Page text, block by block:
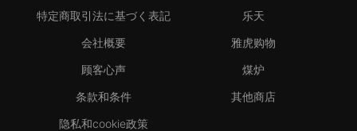
特定商取引法に基づく表記
会社概要
顾客心声
条款和条件
隐私和cookie政策
乐天
雅虎购物
煤炉
其他商店